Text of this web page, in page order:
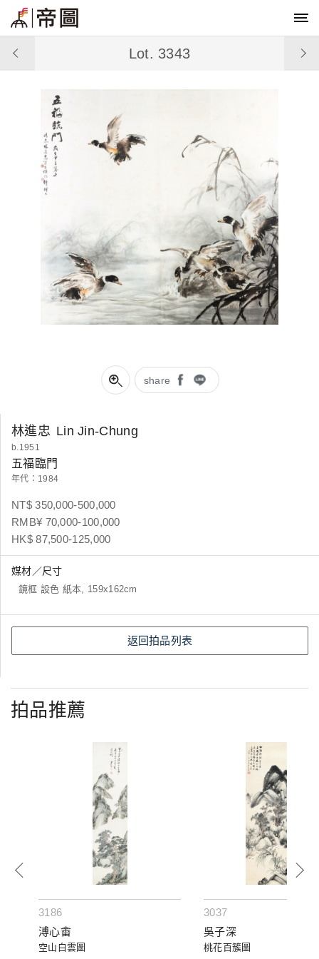
share
Lot. 3343
林進忠 Lin Jin-Chung
b.1951
五福臨門
年代：1984
NT$ 350,000-500,000
RMB¥ 70,000-100,000
HK$ 87,500-125,000
媒材／尺寸
鏡框 設色 紙本, 159x162cm
返回拍品列表
拍品推薦
3186
溥心畬
空山白雲圖
3037
吳子深
桃花百簇圖